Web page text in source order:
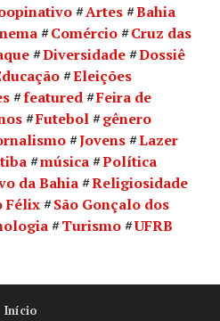
Artes
Bahia
Comércio
Cruz das
Diversidade
Dossiê
Eleições
featured
Feira de
Futebol
gênero
Jovens
Lazer
música
Política
da Bahia
Religiosidade
Félix
São Gonçalo dos
Turismo
UFRB
Início